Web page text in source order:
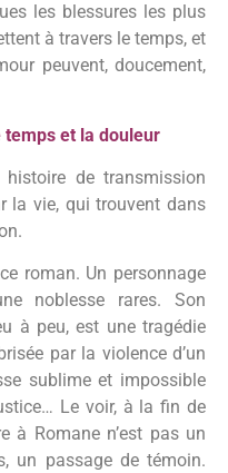
les blessures les plus
à travers le temps, et
peuvent, doucement,
temps et la douleur
de transmission
la vie, qui trouvent dans
roman. Un personnage
noblesse rares. Son
à peu, est une tragédie
par la violence d’un
sublime et impossible
Le voir, à la fin de
à Romane n’est pas un
un passage de témoin.